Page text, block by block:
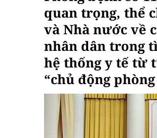
quan trọng, thể
và Nhà nước về
nhân dân trong
hệ thống y tế từ
“chủ động